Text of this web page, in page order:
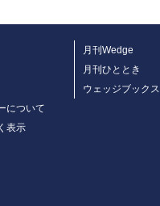
について
表示
月刊Wedge
月刊ひととき
ウェッジブックス